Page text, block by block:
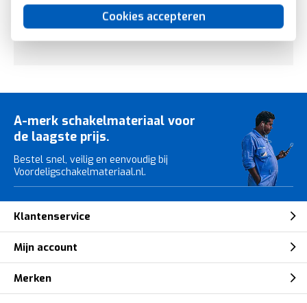
Cookies accepteren
Bekijk ook eens de andere kleurenBusch-Jaeger Future
Linear.
A-merk schakelmateriaal voor
de laagste prijs.
Bestel snel, veilig en eenvoudig bij
Voordeligschakelmateriaal.nl.
Klantenservice
Mijn account
Merken